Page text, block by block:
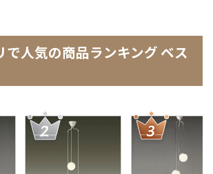
で人気の商品ランキング ベス